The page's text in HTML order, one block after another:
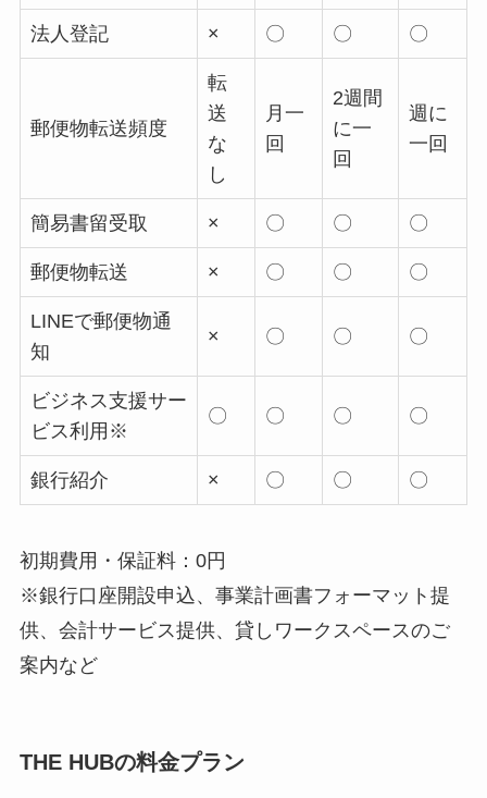
法人登記 × 〇 〇 〇
郵便物転送頻度
転
送
な
し
月一
回
2週間
に一
回
週に
一回
簡易書留受取 × 〇 〇 〇
郵便物転送 × 〇 〇 〇
LINEで郵便物通
知
× 〇 〇 〇
ビジネス支援サー
ビス利用※
〇 〇 〇 〇
銀行紹介 × 〇 〇 〇
初期費用・保証料：0円
※銀行口座開設申込、事業計画書フォーマット提
供、会計サービス提供、貸しワークスペースのご
案内など
THE HUBの料金プラン